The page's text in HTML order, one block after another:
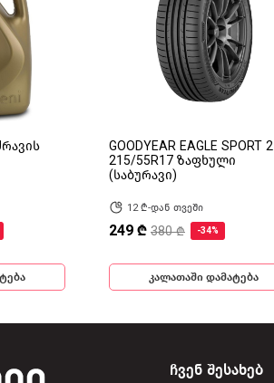
GOODYEAR EAGLE SPORT 2
215/55R17 ზაფხული
(საბურავი)
12 ₾-დან თვეში
249 ₾ 380 ₾ -34%
კალათაში დამატება
ჩვენ შესახებ